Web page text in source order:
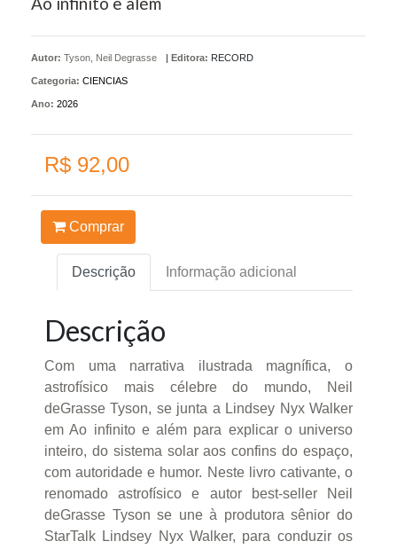
Autor: Tyson, Neil Degrasse | Editora: RECORD
Categoria: CIENCIAS
Ano: 2026
R$ 92,00
Comprar
Descrição Informação adicional
Descrição
Com uma narrativa ilustrada magnífica, o
astrofísico mais célebre do mundo, Neil
deGrasse Tyson, se junta a Lindsey Nyx Walker
em Ao infinito e além para explicar o universo
inteiro, do sistema solar aos confins do espaço,
com autoridade e humor. Neste livro cativante, o
renomado astrofísico e autor best-seller Neil
deGrasse Tyson se une à produtora sênior do
StarTalk Lindsey Nyx Walker, para conduzir os